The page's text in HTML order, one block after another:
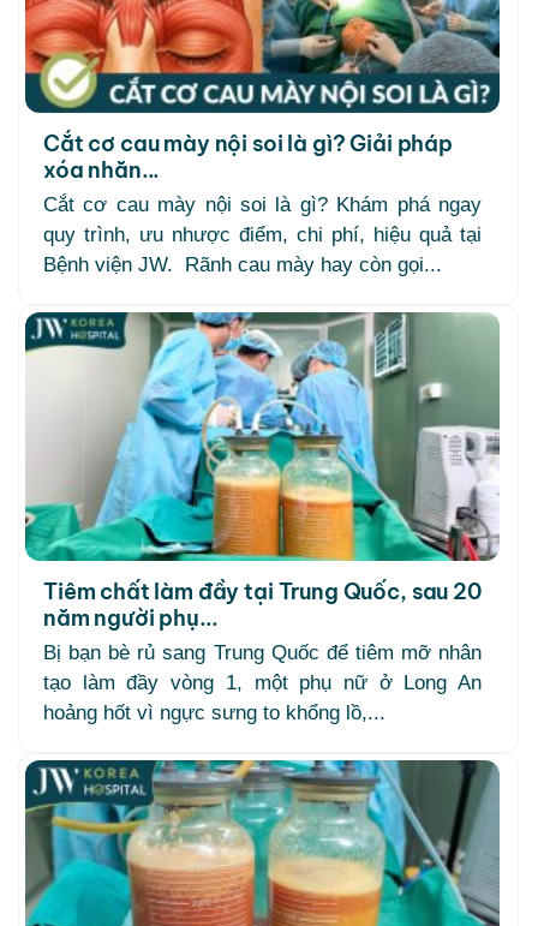
Cắt cơ cau mày nội soi là gì? Giải pháp
xóa nhăn...
Cắt cơ cau mày nội soi là gì? Khám phá ngay
quy trình, ưu nhược điểm, chi phí, hiệu quả tại
Bệnh viện JW. Rãnh cau mày hay còn gọi...
Tiêm chất làm đầy tại Trung Quốc, sau 20
năm người phụ...
Bị bạn bè rủ sang Trung Quốc để tiêm mỡ nhân
tạo làm đầy vòng 1, một phụ nữ ở Long An
hoảng hốt vì ngực sưng to khổng lồ,...